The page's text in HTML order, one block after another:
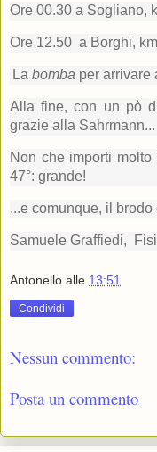
Ore 00.30 a Sogliano,
Ore 12.50 a Borghi,
La bomba per arrivare
Alla fine, con un pò
grazie alla Sahrmann...
Non che importi
47°: grande!
...e comunque, il
Samuele Graffiedi,
Antonello alle 13:51
Condividi
Nessun commento:
Posta un commento